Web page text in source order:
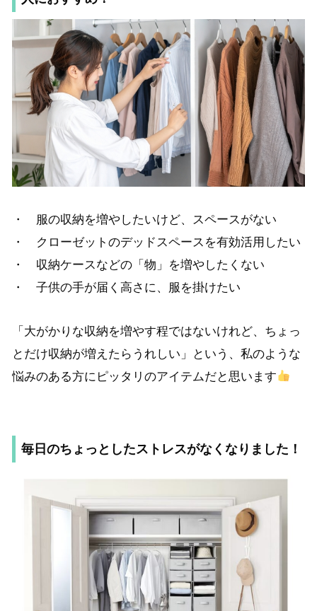
・ 服の収納を増やしたいけど、スペースがない
・ クローゼットのデッドスペースを有効活用したい
・ 収納ケースなどの「物」を増やしたくない
・ 子供の手が届く高さに、服を掛けたい
「大がかりな収納を増やす程ではないけれど、ちょっ
とだけ収納が増えたらうれしい」という、私のような
悩みのある方にピッタリのアイテムだと思います
毎日のちょっとしたストレスがなくなりました！